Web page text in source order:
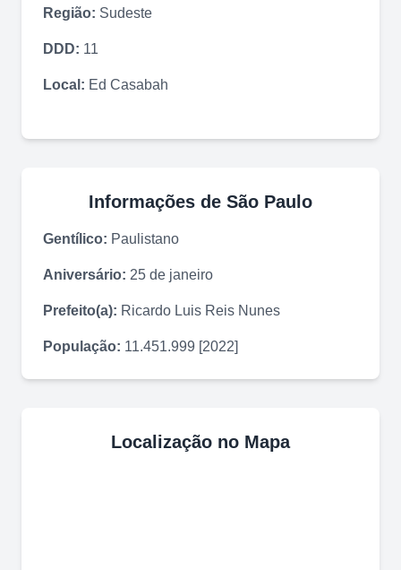
Região: Sudeste
DDD: 11
Local: Ed Casabah
Informações de São Paulo
Gentílico: Paulistano
Aniversário: 25 de janeiro
Prefeito(a): Ricardo Luis Reis Nunes
População: 11.451.999 [2022]
Localização no Mapa